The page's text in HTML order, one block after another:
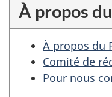
À propos
À propos du
Comité de
Pour nous